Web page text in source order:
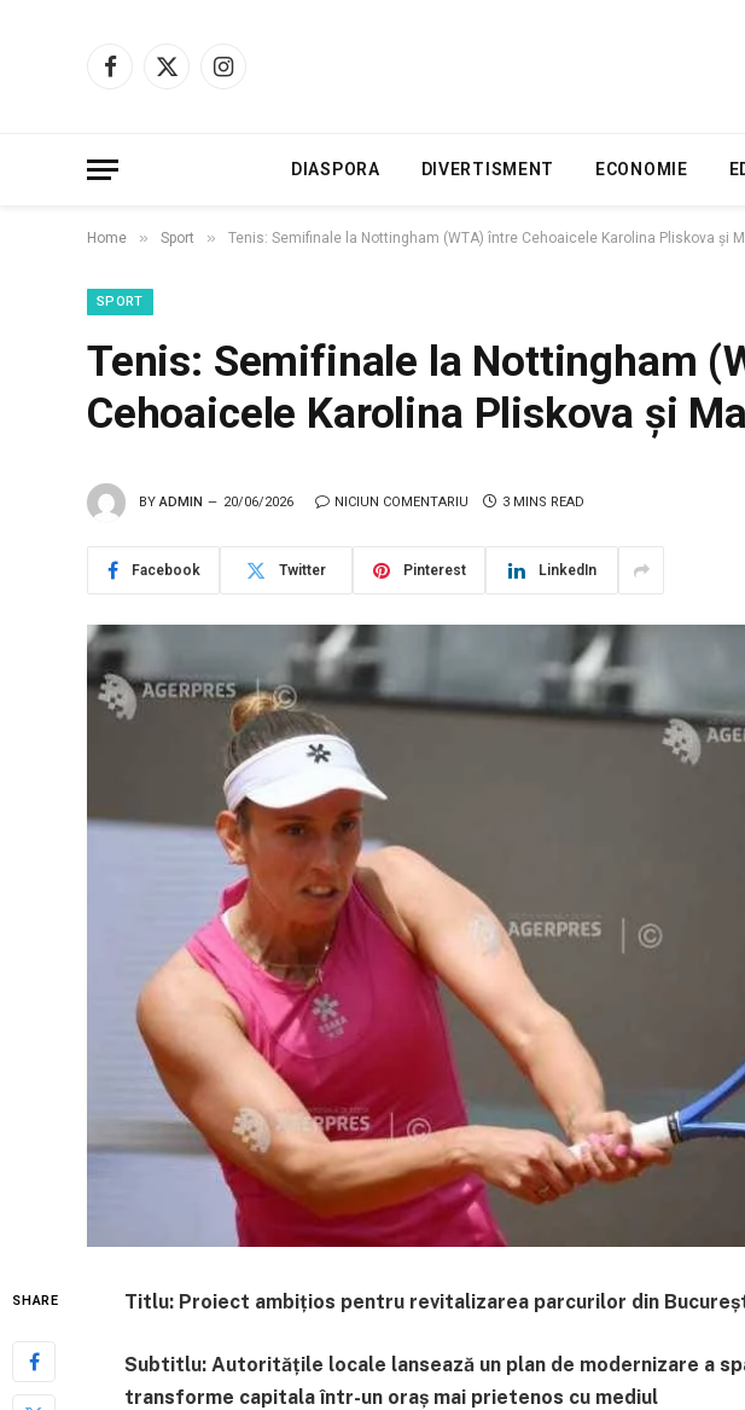
Facebook
X
Instagram
DIASPORA DIVERTISMENT ECONOMIE
Home » Sport » Tenis: Semifinale la Nottingham (WTA) între Cehoaicele Karolina Pliskova și
SPORT
Tenis: Semifinale la Nottingham
Cehoaicele Karolina Pliskova și
BY ADMIN 20/06/2026 NICIUN COMENTARIU 3 MINS READ
Facebook Twitter Pinterest LinkedIn
SHARE Titlu: Proiect ambițios pentru revitalizarea parcurilor din
Subtitlu: Autoritățile locale lansează un plan de modernizare a
transforme capitala într-un oraș mai prietenos cu mediul